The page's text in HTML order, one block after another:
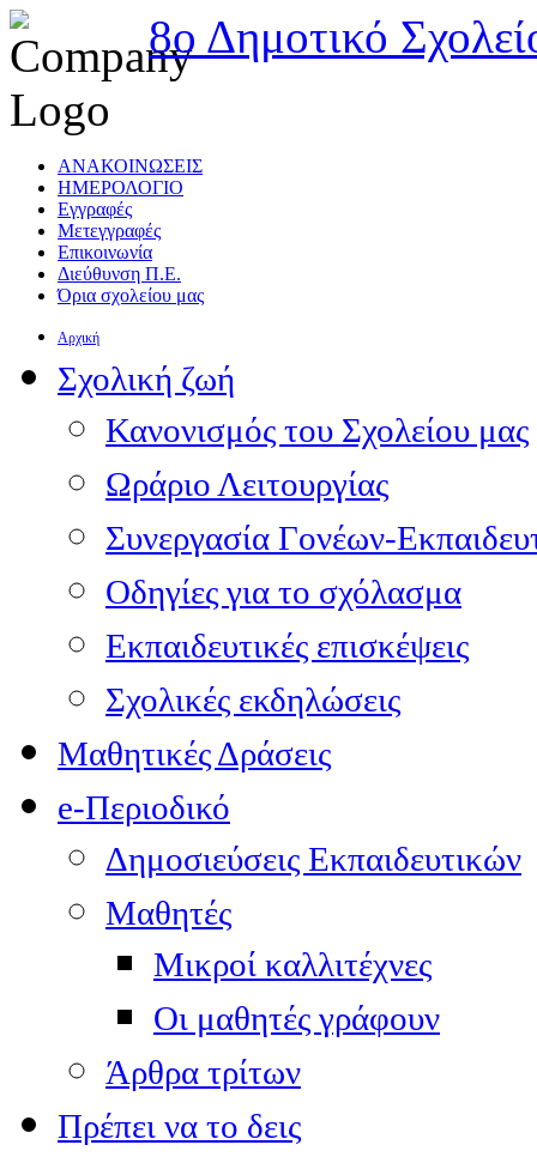
8ο Δημοτικό
ΑΝΑΚΟΙΝΩΣΕΙΣ
ΗΜΕΡΟΛΟΓΙΟ
Εγγραφές
Μετεγγραφές
Επικοινωνία
Διεύθυνση Π.Ε.
Όρια σχολείου μας
Αρχική
Σχολική ζωή
Κανονισμός του Σχολείου μας
Ωράριο Λειτουργίας
Συνεργασία Γονέων-
Οδηγίες για το σχόλασμα
Εκπαιδευτικές επισκέψεις
Σχολικές εκδηλώσεις
Μαθητικές Δράσεις
e-Περιοδικό
Δημοσιεύσεις Εκπαιδευτικών
Μαθητές
Μικροί καλλιτέχνες
Οι μαθητές γράφουν
Άρθρα τρίτων
Πρέπει να το δεις